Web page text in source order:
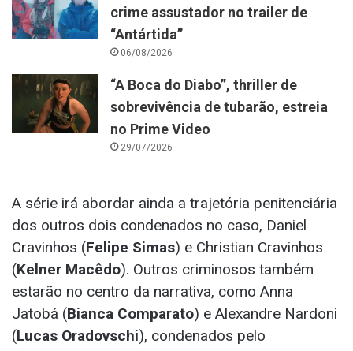
crime assustador no trailer de
“Antártida”
06/08/2026
“A Boca do Diabo”, thriller de
sobrevivência de tubarão, estreia
no Prime Video
29/07/2026
A série irá abordar ainda a trajetória penitenciária
dos outros dois condenados no caso, Daniel
Cravinhos (Felipe Simas) e Christian Cravinhos
(Kelner Macêdo). Outros criminosos também
estarão no centro da narrativa, como Anna
Jatobá (Bianca Comparato) e Alexandre Nardoni
(Lucas Oradovschi), condenados pelo